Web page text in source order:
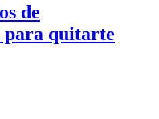
de
para quitarte